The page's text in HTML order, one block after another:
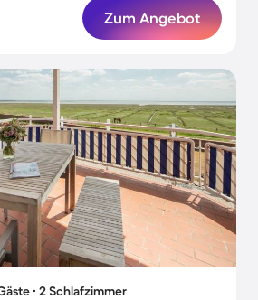
Zum Angebot
∙ 2 Schlafzimmer